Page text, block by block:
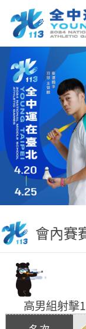
會內賽
高男組射擊